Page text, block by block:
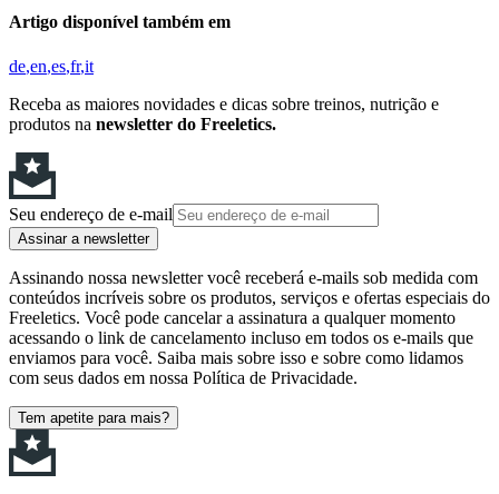
Artigo disponível também em
de en es fr it
Receba as maiores novidades e dicas sobre treinos, nutrição e
produtos na newsletter do Freeletics.
Seu endereço de e-mail
Assinar a newsletter
Assinando nossa newsletter você receberá e-mails sob medida com
conteúdos incríveis sobre os produtos, serviços e ofertas especiais do
Freeletics. Você pode cancelar a assinatura a qualquer momento
acessando o link de cancelamento incluso em todos os e-mails que
enviamos para você. Saiba mais sobre isso e sobre como lidamos
com seus dados em nossa Política de Privacidade.
Tem apetite para mais?